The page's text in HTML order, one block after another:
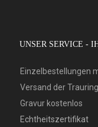
UNSER SERVICE -
Einzelbestellungen
Versand der
Gravur kostenlos
Echtheitszertifikat